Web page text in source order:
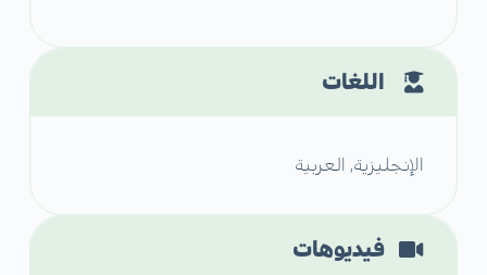
اللغات
الإنجليزية, العربية
فيديوهات